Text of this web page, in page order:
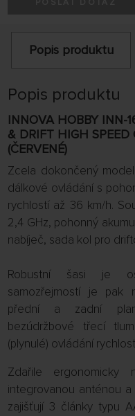
Popis produktu
Popis produktu
INNOVA HOBBY INN-
& DRIFT HIGH
(ČERVENÉ)
Zcela dokončený
dálkové ovládání s
rychlostí až 36 km/h.
2,4 GHz, pohonný
nabíječ, sada kol pro
Robustní šasi je
samozřejmostí je pak
přední a zadní
bezúdržbové třecí
(plynulé) ovládání
Zdařile ergonomicky
integrovanou anténou a
zajišťují 3 články typu